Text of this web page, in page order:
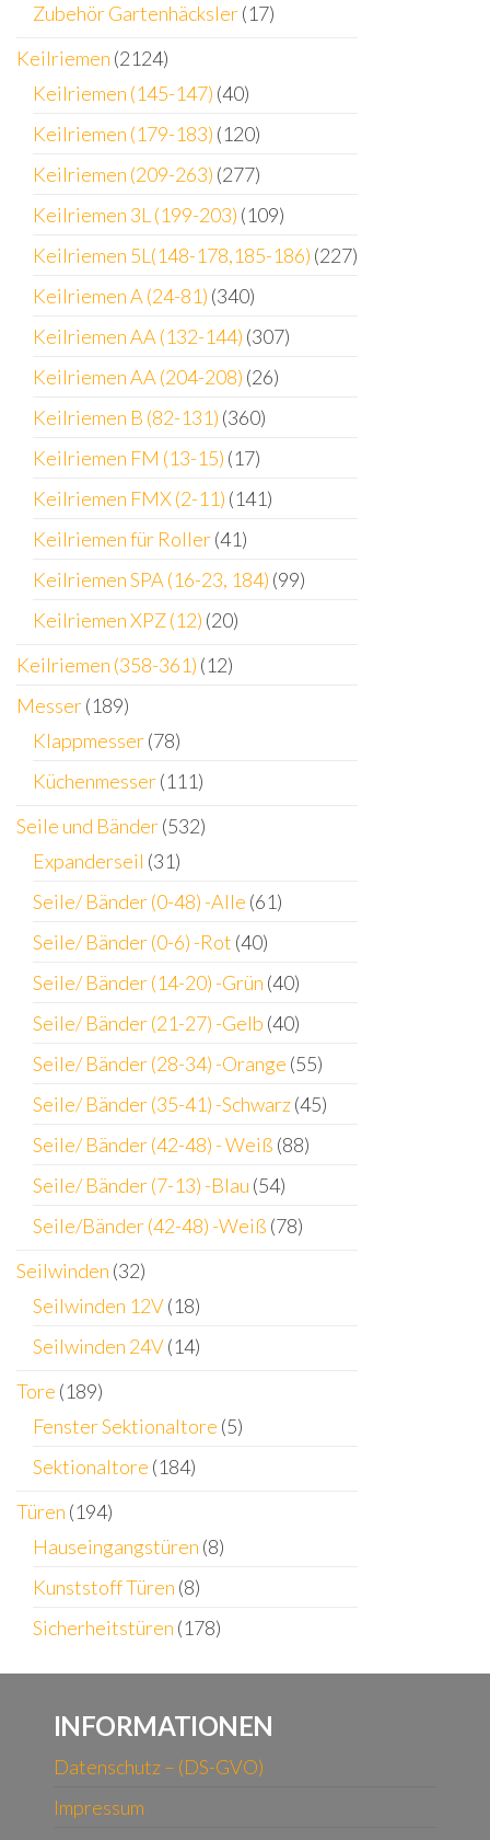
Zubehör Gartenhäcksler(17)
Keilriemen (2124)
Keilriemen (145-147) (40)
Keilriemen (179-183) (120)
Keilriemen (209-263) (277)
Keilriemen 3L (199-203) (109)
Keilriemen 5L(148-178,185-186) (227)
Keilriemen A (24-81) (340)
Keilriemen AA (132-144) (307)
Keilriemen AA (204-208) (26)
Keilriemen B (82-131) (360)
Keilriemen FM (13-15) (17)
Keilriemen FMX (2-11) (141)
Keilriemen für Roller(41)
Keilriemen SPA (16-23, 184) (99)
Keilriemen XPZ (12) (20)
Keilriemen (358-361) (12)
Messer(189)
Klappmesser(78)
Küchenmesser(111)
Seile und Bänder(532)
Expanderseil (31)
Seile/ Bänder (0-48) -Alle (61)
Seile/ Bänder (0-6) -Rot (40)
Seile/ Bänder (14-20) -Grün (40)
Seile/ Bänder (21-27) -Gelb (40)
Seile/ Bänder (28-34) -Orange (55)
Seile/ Bänder (35-41) -Schwarz(45)
Seile/ Bänder (42-48) - Weiß (88)
Seile/ Bänder (7-13) -Blau (54)
Seile/Bänder (42-48) -Weiß (78)
Seilwinden (32)
Seilwinden 12V(18)
Seilwinden 24V(14)
Tore (189)
Fenster Sektionaltore (5)
Sektionaltore (184)
Türen (194)
Hauseingangstüren (8)
Kunststoff Türen (8)
Sicherheitstüren (178)
INFORMATIONEN
Datenschutz – (DS-GVO)
Impressum